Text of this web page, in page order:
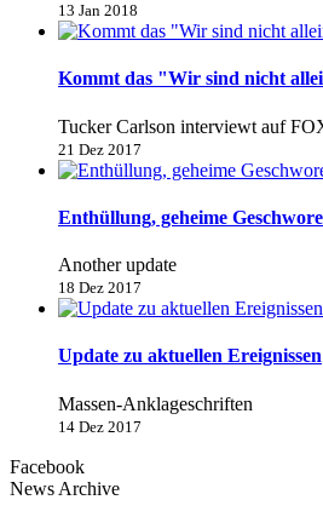
13 Jan 2018
Kommt das "Wir sind nicht
Tucker Carlson interviewt auf
21 Dez 2017
Enthüllung, geheime
Another update
18 Dez 2017
Update zu aktuellen Ereignissen
Massen-Anklageschriften
14 Dez 2017
Facebook
News Archive